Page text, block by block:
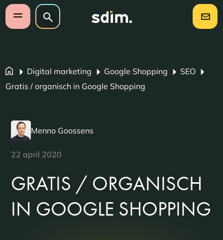
Navigatie overslaan
Open mobiel menu
Zoeken op website
Zoeken
Digital marketing Google Shopping
SEO
Gratis / organisch in Google Shopping
Menno Goossens
22 april 2020
GRATIS / ORGANISCH
IN GOOGLE SHOPPING